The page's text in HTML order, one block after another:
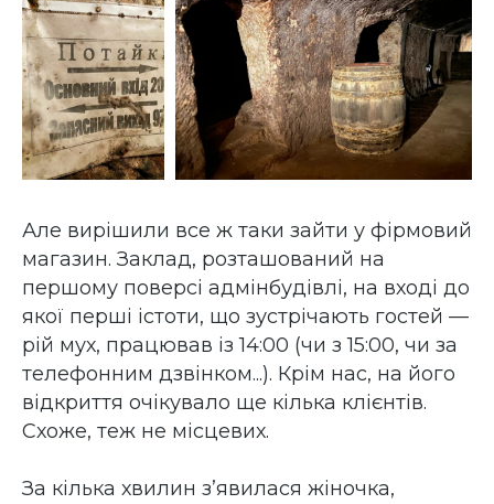
Але вирішили все ж таки зайти у фірмовий
магазин. Заклад, розташований на
першому поверсі адмінбудівлі, на вході до
якої перші істоти, що зустрічають гостей —
рій мух, працював із 14:00 (чи з 15:00, чи за
телефонним дзвінком...). Крім нас, на його
відкриття очікувало ще кілька клієнтів.
Схоже, теж не місцевих.
За кілька хвилин з’явилася жіночка,